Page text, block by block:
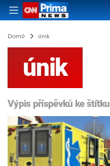
Domů únik
únik
Výpis příspěvků ke štítku